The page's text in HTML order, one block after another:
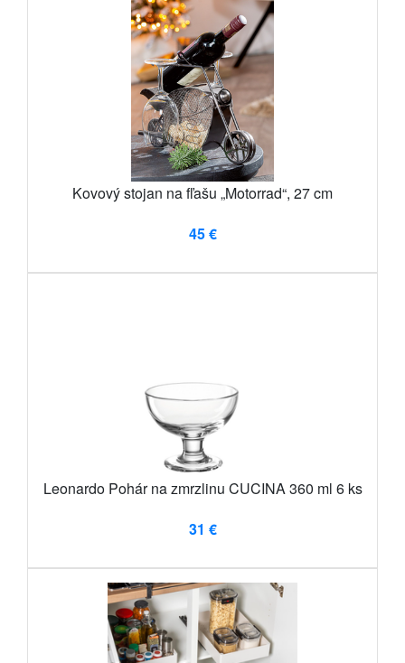
Kovový stojan na fľašu „Motorrad“, 27 cm
45 €
Leonardo Pohár na zmrzlinu CUCINA 360 ml 6 ks
31 €